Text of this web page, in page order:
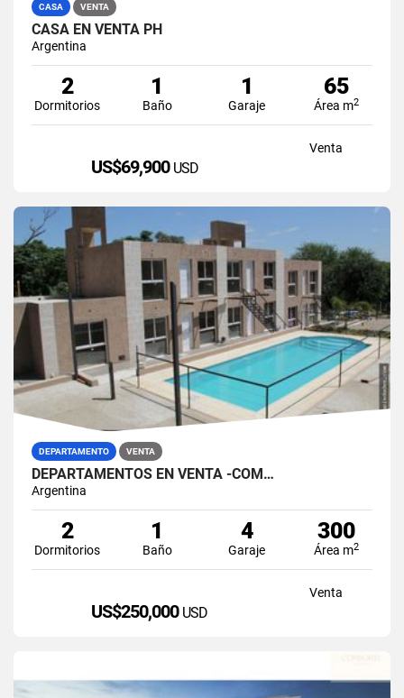
CASA VENTA
CASA EN VENTA PH
Argentina
2
Dormitorios
1
Baño
1
Garaje
65
Área m2
Venta
US$69,900 USD
DEPARTAMENTO VENTA
DEPARTAMENTOS EN VENTA -COM…
Argentina
2
Dormitorios
1
Baño
4
Garaje
300
Área m2
Venta
US$250,000 USD